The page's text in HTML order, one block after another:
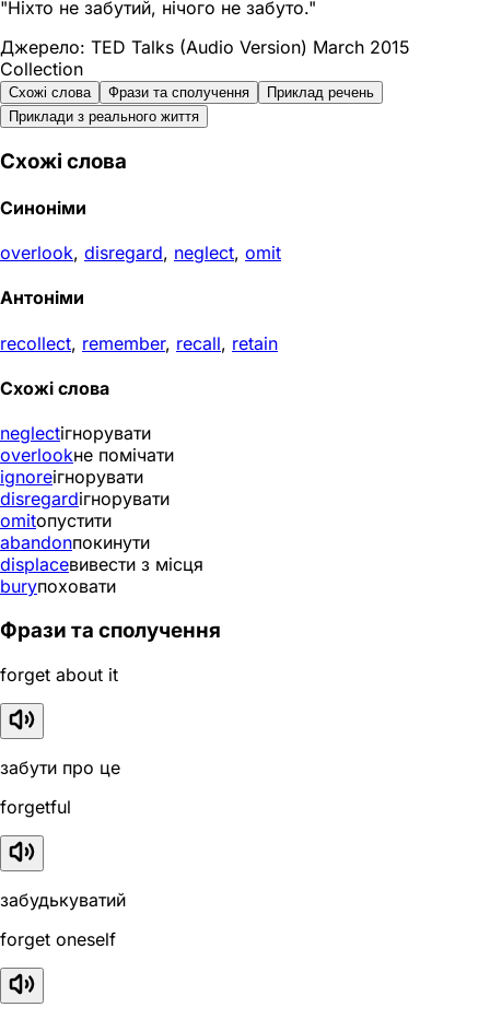
"Ніхто не забутий, нічого не забуто."
Джерело: TED Talks (Audio Version) March 2015
Collection
Схожі слова Фрази та сполучення
Приклад речень
Приклади з реального життя
Схожі слова
Синоніми
overlook, disregard, neglect, omit
Антоніми
recollect, remember, recall, retain
Схожі слова
neglectігнорувати
overlookне помічати
ignoreігнорувати
disregardігнорувати
omitопустити
abandonпокинути
displaceвивести з місця
buryпоховати
Фрази та сполучення
forget about it
забути про це
forgetful
забудькуватий
forget oneself